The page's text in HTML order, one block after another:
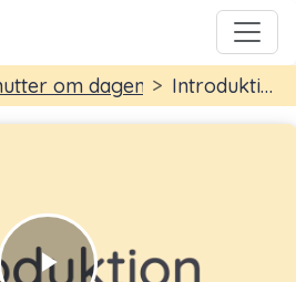
om dagen Introduktion